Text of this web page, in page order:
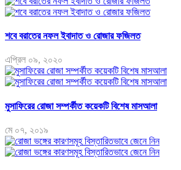
শবে বরাতের নফল ইবাদাত ও রোজার ফজিলত
এপ্রিল ০৯, ২০২০
মুসাফিরের রোজা সম্পর্কীত কয়েকটি বিশেষ মাসআলা
মে ০৭, ২০১৯